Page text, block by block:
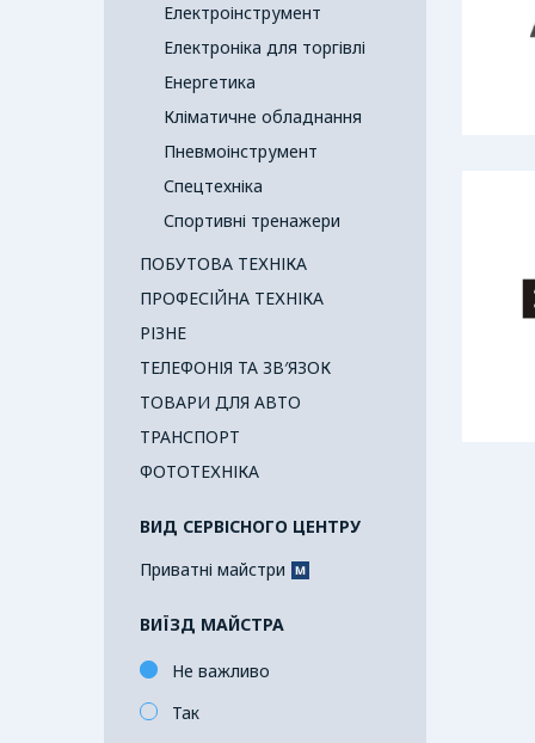
Електроінструмент
Електроніка для торгівлі
Енергетика
Кліматичне обладнання
Пневмоінструмент
Спецтехніка
Спортивні тренажери
ПОБУТОВА ТЕХНІКА
ПРОФЕСІЙНА ТЕХНІКА
РІЗНЕ
ТЕЛЕФОНІЯ ТА ЗВ′ЯЗОК
ТОВАРИ ДЛЯ АВТО
ТРАНСПОРТ
ФОТОТЕХНІКА
ВИД СЕРВІСНОГО ЦЕНТРУ
Приватні майстри
ВИЇЗД МАЙСТРА
Не важливо
Так